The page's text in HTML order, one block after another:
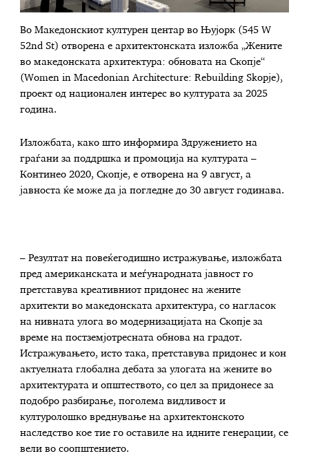
Во Македонскиот културен центар во Њујорк (545 W
52nd St) отворена е архитектонската изложба „Жените
во македонската архитектура: обновата на Скопје“
(Women in Macedonian Architecture: Rebuilding Skopje),
проект од национален интерес во културата за 2025
година.
Изложбата, како што информира Здружението на
граѓани за поддршка и промоција на културата –
Континео 2020, Скопје, е отворена на 9 август, а
јавноста ќе може да ја погледне до 30 август годинава.
– Резултат на повеќегодишно истражување, изложбата
пред американската и меѓународната јавност го
претставува креативниот придонес на жените
архитекти во македонската архитектура, со нагласок
на нивната улога во модернизацијата на Скопје за
време на постземјотресната обнова на градот.
Истражувањето, исто така, претставува придонес и кон
актуелната глобална дебата за улогата на жените во
архитектурата и општеството, со цел за придонесе за
подобро разбирање, поголема видливост и
културолошко вреднување на архитектонското
наследство кое тие го оставиле на идните генерации, се
вели во соопштението.